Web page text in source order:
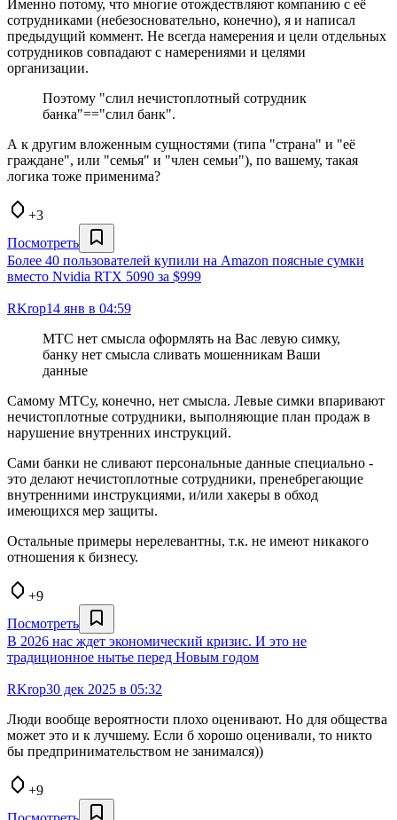
Именно потому, что многие отождествляют компанию с её
сотрудниками (небезосновательно, конечно), я и написал
предыдущий коммент. Не всегда намерения и цели отдельных
сотрудников совпадают с намерениями и целями
организации.
Поэтому "слил нечистоплотный сотрудник
банка"=="слил банк".
А к другим вложенным сущностями (типа "страна" и "её
граждане", или "семья" и "член семьи"), по вашему, такая
логика тоже применима?
+3
Посмотреть
Более 40 пользователей купили на Amazon поясные сумки
вместо Nvidia RTX 5090 за $999
RKrop14 янв в 04:59
МТС нет смысла оформлять на Вас левую симку,
банку нет смысла сливать мошенникам Ваши
данные
Самому МТСу, конечно, нет смысла. Левые симки впаривают
нечистоплотные сотрудники, выполняющие план продаж в
нарушение внутренних инструкций.
Сами банки не сливают персональные данные специально -
это делают нечистоплотные сотрудники, пренебрегающие
внутренними инструкциями, и/или хакеры в обход
имеющихся мер защиты.
Остальные примеры нерелевантны, т.к. не имеют никакого
отношения к бизнесу.
+9
Посмотреть
В 2026 нас ждет экономический кризис. И это не
традиционное нытье перед Новым годом
RKrop30 дек 2025 в 05:32
Люди вообще вероятности плохо оценивают. Но для общества
может это и к лучшему. Если б хорошо оценивали, то никто
бы предпринимательством не занимался))
+9